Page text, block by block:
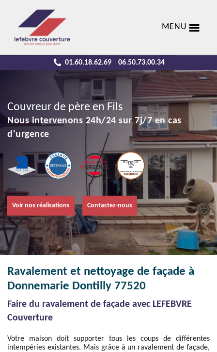
MENU
01.60.18.62.69 - 06.50.73.00.34
Couvreur de père en Fils
Nous intervenons 24h/24 sur 7j/7 en cas
d'urgence
Voir nos réalisations Contactez-nous
Ravalement et nettoyage de façade à
Donnemarie Dontilly 77520
Faire du ravalement de façade avec LEFEBVRE
Couverture
Votre maison doit supporter tous les coups de différentes
intempéries existantes. Mais grâce à un ravalement de façade,